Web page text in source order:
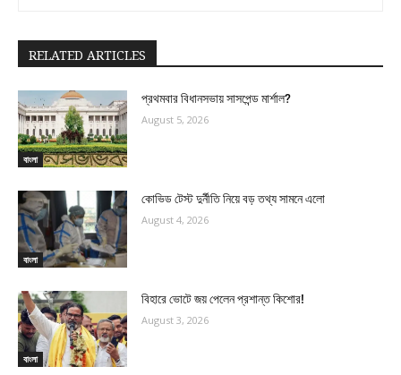
RELATED ARTICLES
বাংলা
প্রথমবার বিধানসভায় সাসপেন্ড মার্শাল?
August 5, 2026
বাংলা
কোভিড টেস্ট দুর্নীতি নিয়ে বড় তথ্য সামনে এলো
August 4, 2026
বাংলা
বিহারে ভোটে জয় পেলেন প্রশান্ত কিশোর!
August 3, 2026